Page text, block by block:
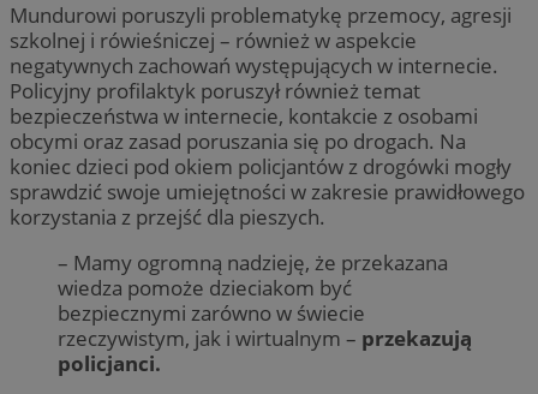
Mundurowi poruszyli problematykę przemocy, agresji
szkolnej i rówieśniczej – również w aspekcie
negatywnych zachowań występujących w internecie.
Policyjny profilaktyk poruszył również temat
bezpieczeństwa w internecie, kontakcie z osobami
obcymi oraz zasad poruszania się po drogach. Na
koniec dzieci pod okiem policjantów z drogówki mogły
sprawdzić swoje umiejętności w zakresie prawidłowego
korzystania z przejść dla pieszych.
– Mamy ogromną nadzieję, że przekazana
wiedza pomoże dzieciakom być
bezpiecznymi zarówno w świecie
rzeczywistym, jak i wirtualnym – przekazują
policjanci.